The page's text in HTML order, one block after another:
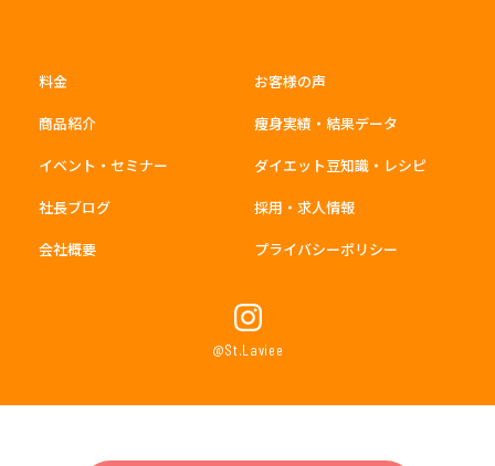
料金
お客様の声
商品紹介
痩身実績・結果データ
イベント・セミナー
ダイエット豆知識・レシピ
社長ブログ
採用・求人情報
会社概要
プライバシーポリシー
@St.Laviee